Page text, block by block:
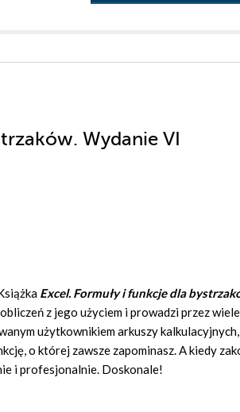
Wydanie VI
Excel. Formuły i funkcje dla
z jego użyciem i prowadzi przez
użytkownikiem arkuszy kalkulacyjnych,
o której zawsze zapominasz. A kiedy
i profesjonalnie. Doskonale!